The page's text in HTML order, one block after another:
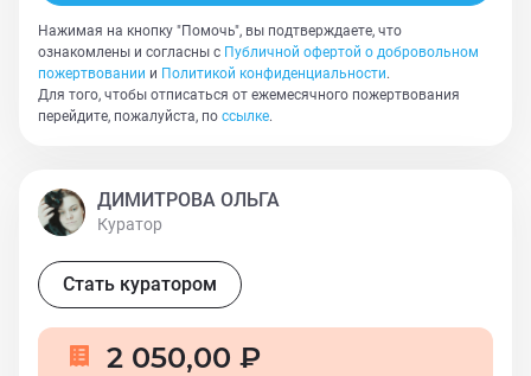
Нажимая на кнопку "Помочь", вы подтверждаете, что
ознакомлены и согласны с Публичной офертой о добровольном
пожертвовании и Политикой конфиденциальности.
Для того, чтобы отписаться от ежемесячного пожертвования
перейдите, пожалуйста, по ссылке.
ДИМИТРОВА ОЛЬГА
Куратор
Стать куратором
2 050,00 ₽